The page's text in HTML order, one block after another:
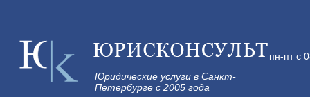
Юридические услуги в Санкт-
Петербурге с 2005 года
пн-пт с